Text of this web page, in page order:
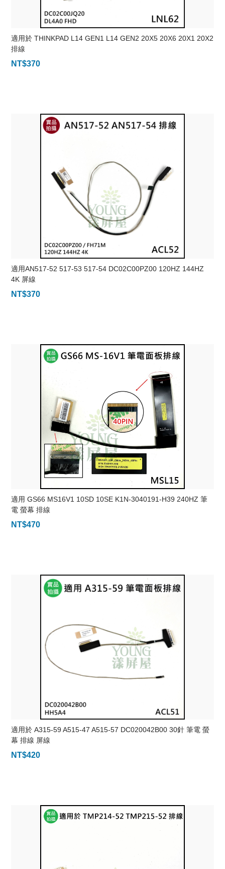
適用於 THINKPAD L14 GEN1 L14 GEN2 20X5 20X6 20X1 20X2
排線
NT$370
適用AN517-52 517-53 517-54 DC02C00PZ00 120HZ 144HZ
4K 屏線
NT$370
適用 GS66 MS16V1 10SD 10SE K1N-3040191-H39 240HZ 筆
電 螢幕 排線
NT$470
適用於 A315-59 A515-47 A515-57 DC020042B00 30針 筆電 螢
幕 排線 屏線
NT$420